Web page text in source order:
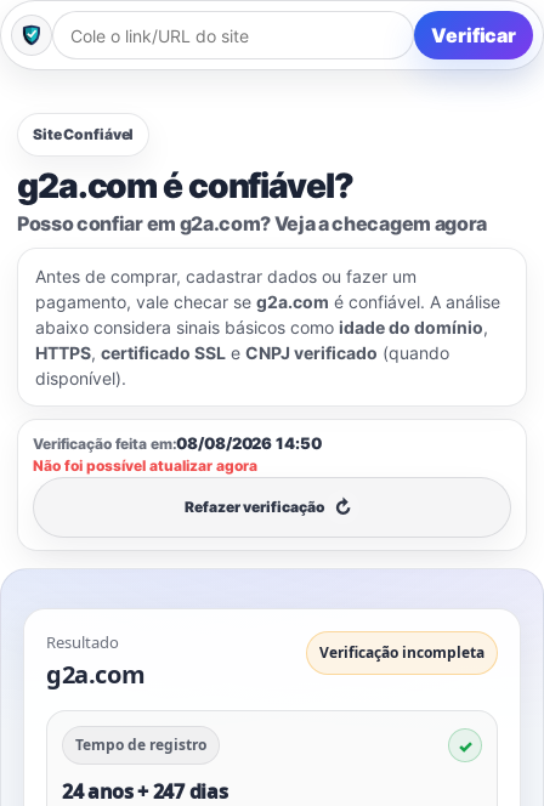
Verificar
Site Confiável
g2a.com é confiável?
Posso confiar em g2a.com? Veja a checagem agora
Antes de comprar, cadastrar dados ou fazer um
pagamento, vale checar se g2a.com é confiável. A análise
abaixo considera sinais básicos como idade do domínio,
HTTPS, certificado SSL e CNPJ verificado (quando
disponível).
Verificação feita em:08/08/2026 14:50
Não foi possível atualizar agora
Refazer verificação ↻
Resultado
g2a.com
Verificação incompleta
Tempo de registro
24 anos + 247 dias